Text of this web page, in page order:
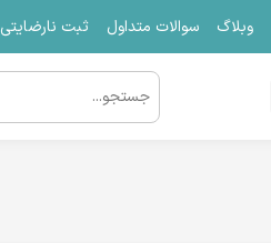
وبلاگ سوالات متداول ثبت نارضایتی